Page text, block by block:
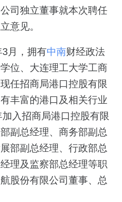
司独立董事就本次聘任
意见。
月，拥有中南财经政法
位、大连理工大学工商
任招商局港口控股有限
丰富的港口及相关行业
入招商局港口控股有限
副总经理、商务部副总
部副总经理、行政部总
理及监察部总经理等职
股份有限公司董事、总